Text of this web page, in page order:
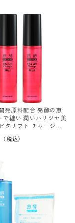
発原料配合 発酵の恵
で纏い 潤いハリツヤ美
タリフト チャージミ